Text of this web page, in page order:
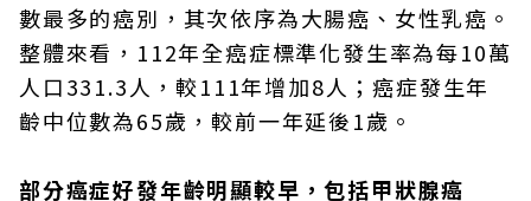
數最多的癌別，其次依序為大腸癌、女性乳癌。
整體來看，112年全癌症標準化發生率為每10萬
人口331.3人，較111年增加8人；癌症發生年
齡中位數為65歲，較前一年延後1歲。
部分癌症好發年齡明顯較早，包括甲狀腺癌